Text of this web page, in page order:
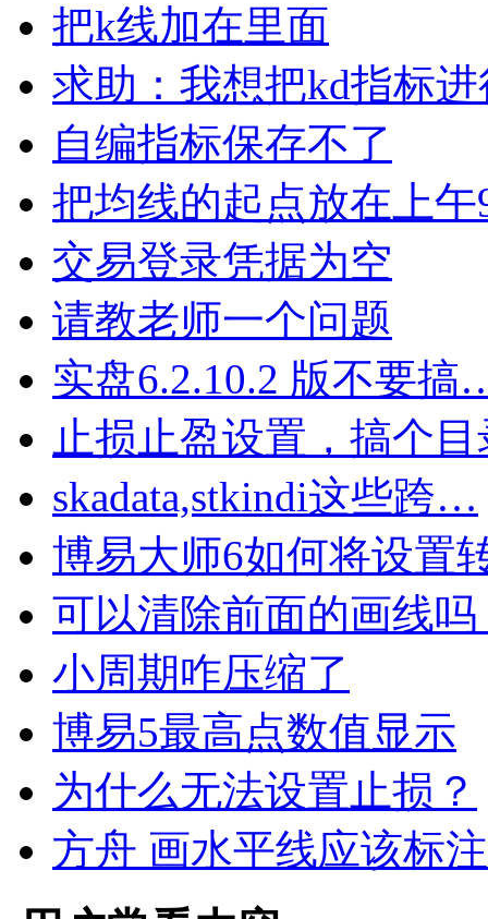
把k线加在里面
求助：我想把kd指标
自编指标保存不了
把均线的起点放在上
交易登录凭据为空
请教老师一个问题
实盘6.2.10.2 版不要搞
止损止盈设置，搞个
skadata,stkindi这些跨…
博易大师6如何将设置
可以清除前面的画线吗
小周期咋压缩了
博易5最高点数值显示
为什么无法设置止损？
方舟 画水平线应该标